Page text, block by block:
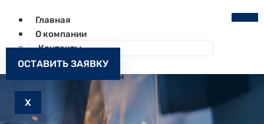
Главная
О компании
Контакты
Как заказать
Запчасти к станкам
X
ОСТАВИТЬ ЗАЯВКУ